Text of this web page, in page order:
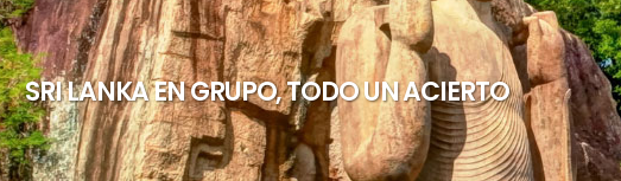
SRI LANKA EN GRUPO, TODO UN ACIERTO